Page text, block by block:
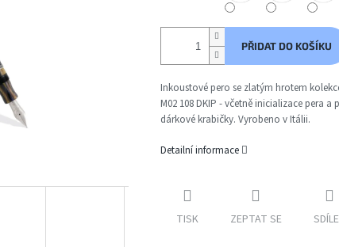
PŘIDAT DO KOŠÍKU
Inkoustové pero se zlatým hrotem
M02 108 DKIP - včetně inicializace pera
dárkové krabičky. Vyrobeno v Itálii.
Detailní informace
TISK ZEPTAT SE